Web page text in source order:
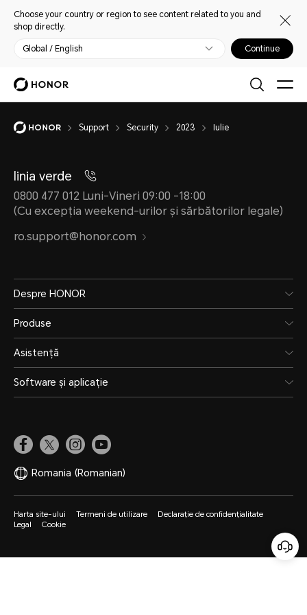
Choose your country or region to see content related to you and
shop directly.
Global / English Continue
Support Security 2023 Iulie
linia verde
0800 477 012 Luni-Vineri 09:00 -18:00
(Cu excepția weekend-urilor și sărbătorilor legale)
ro.support@honor.com
Despre HONOR
Produse
Asistență
Software și aplicație
Romania (Romanian)
Harta site-ului Termeni de utilizare
Declarație de confidențialitate
Legal
Cookie